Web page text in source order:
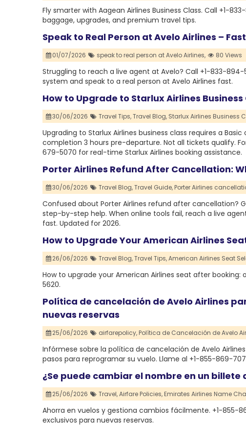
Fly smarter with Aagean Airlines Business Class. Call +1-
baggage, upgrades, and premium travel tips.
Speak to Real Person at Avelo Airlines –
01/07/2026 speak to real person at Avelo Airlines, 80 Views
Struggling to reach a live agent at Avelo? Call +1-833-
system and speak to a real person at Avelo Airlines fast.
How to Upgrade to Starlux Airlines Business
30/06/2026 Travel Tips,Travel Blog, Starlux Airlines Business
Upgrading to Starlux Airlines business class requires a
completion 3 hours pre-departure. Not all tickets qualify.
679-5070 for real-time Starlux Airlines booking assistance.
Porter Airlines Refund After Cancellation:
30/06/2026 Travel Blog,Travel Guide,Porter Airlines
Confused about Porter Airlines refund after cancellation?
step-by-step help. When online tools fail, reach a live
fast. Updated for 2026.
How to Upgrade Your American Airlines
26/06/2026 Travel Blog,Travel Tips,American Airlines Seat
How to upgrade your American Airlines seat after booking:
5620.
Política de cancelación de Avelo Airlines
nuevas reservas
25/06/2026 airfarepolicy,Política de Cancelación de Avelo
Infórmese sobre la política de cancelación de Avelo
pasos para reprogramar su vuelo. Llame al +1-855-869-
¿Se puede cambiar el nombre en un billete
25/06/2026 Travel,Airfare Policies,Emirates Airlines Name
Ahorra en vuelos y gestiona cambios fácilmente. +1-855-
exclusivos para nuevas reservas.